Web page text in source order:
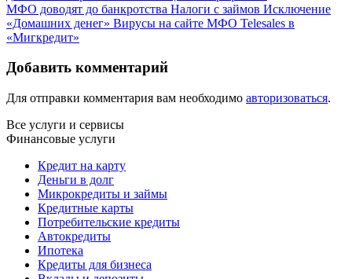
МФО доводят до банкротства Налоги с займов Исключение
«Домашних денег» Вирусы на сайте МФО Telesales в
«Мигкредит»
Добавить комментарий
Для отправки комментария вам необходимо авторизоваться.
Все услуги и сервисы
Финансовые услуги
Кредит на карту
Деньги в долг
Микрокредиты и займы
Кредитные карты
Потребительские кредиты
Автокредиты
Ипотека
Кредиты для бизнеса